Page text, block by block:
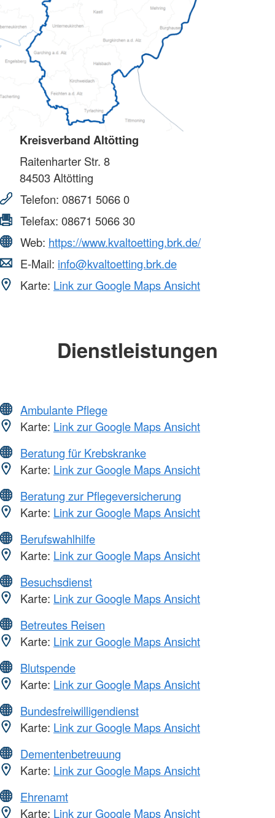
Kreisverband Altötting
Raitenharter Str. 8
84503Altötting
Telefon: 08671 5066 0
Telefax: 08671 5066 30
Web: https://www.kvaltoetting.brk.de/
E-Mail: info@kvaltoetting.brk.de
Karte: Link zur Google Maps Ansicht
Dienstleistungen
Ambulante Pflege
Karte: Link zur Google Maps Ansicht
Beratung für Krebskranke
Karte: Link zur Google Maps Ansicht
Beratung zur Pflegeversicherung
Karte: Link zur Google Maps Ansicht
Berufswahlhilfe
Karte: Link zur Google Maps Ansicht
Besuchsdienst
Karte: Link zur Google Maps Ansicht
Betreutes Reisen
Karte: Link zur Google Maps Ansicht
Blutspende
Karte: Link zur Google Maps Ansicht
Bundesfreiwilligendienst
Karte: Link zur Google Maps Ansicht
Dementenbetreuung
Karte: Link zur Google Maps Ansicht
Ehrenamt
Karte: Link zur Google Maps Ansicht